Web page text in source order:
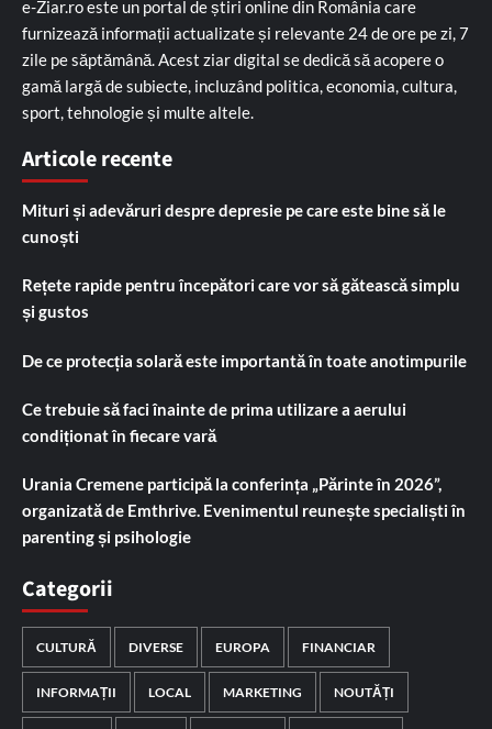
e-Ziar.ro este un portal de știri online din România care
furnizează informații actualizate și relevante 24 de ore pe zi, 7
zile pe săptămână. Acest ziar digital se dedică să acopere o
gamă largă de subiecte, incluzând politica, economia, cultura,
sport, tehnologie și multe altele.
Articole recente
Mituri și adevăruri despre depresie pe care este bine să le
cunoști
Rețete rapide pentru începători care vor să gătească simplu
și gustos
De ce protecția solară este importantă în toate anotimpurile
Ce trebuie să faci înainte de prima utilizare a aerului
condiționat în fiecare vară
Urania Cremene participă la conferința „Părinte în 2026”,
organizată de Emthrive. Evenimentul reunește specialiști în
parenting și psihologie
Categorii
CULTURĂ DIVERSE EUROPA FINANCIAR
INFORMAȚII LOCAL MARKETING NOUTĂȚI